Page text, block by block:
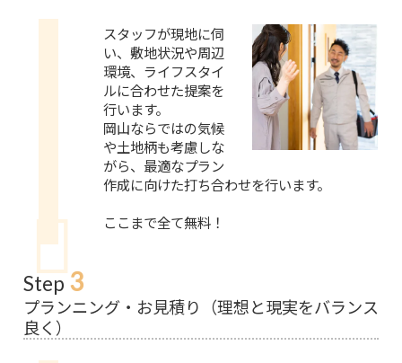
スタッフが現地に伺
い、敷地状況や周辺
環境、ライフスタイ
ルに合わせた提案を
行います。
岡山ならではの気候
や土地柄も考慮しな
がら、最適なプラン
作成に向けた打ち合わせを行います。
ここまで全て無料！
Step 3
プランニング・お見積り（理想と現実をバランス
良く）